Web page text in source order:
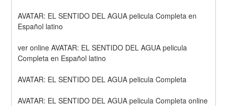
AVATAR: EL SENTIDO DEL AGUA pelicula Completa en
Español latino
ver online AVATAR: EL SENTIDO DEL AGUA pelicula
Completa en Español latino
AVATAR: EL SENTIDO DEL AGUA pelicula Completa
AVATAR: EL SENTIDO DEL AGUA pelicula Completa online